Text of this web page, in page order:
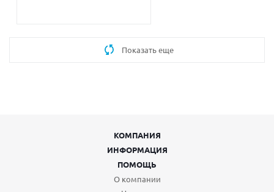
Показать еще
КОМПАНИЯ
ИНФОРМАЦИЯ
ПОМОЩЬ
О компании